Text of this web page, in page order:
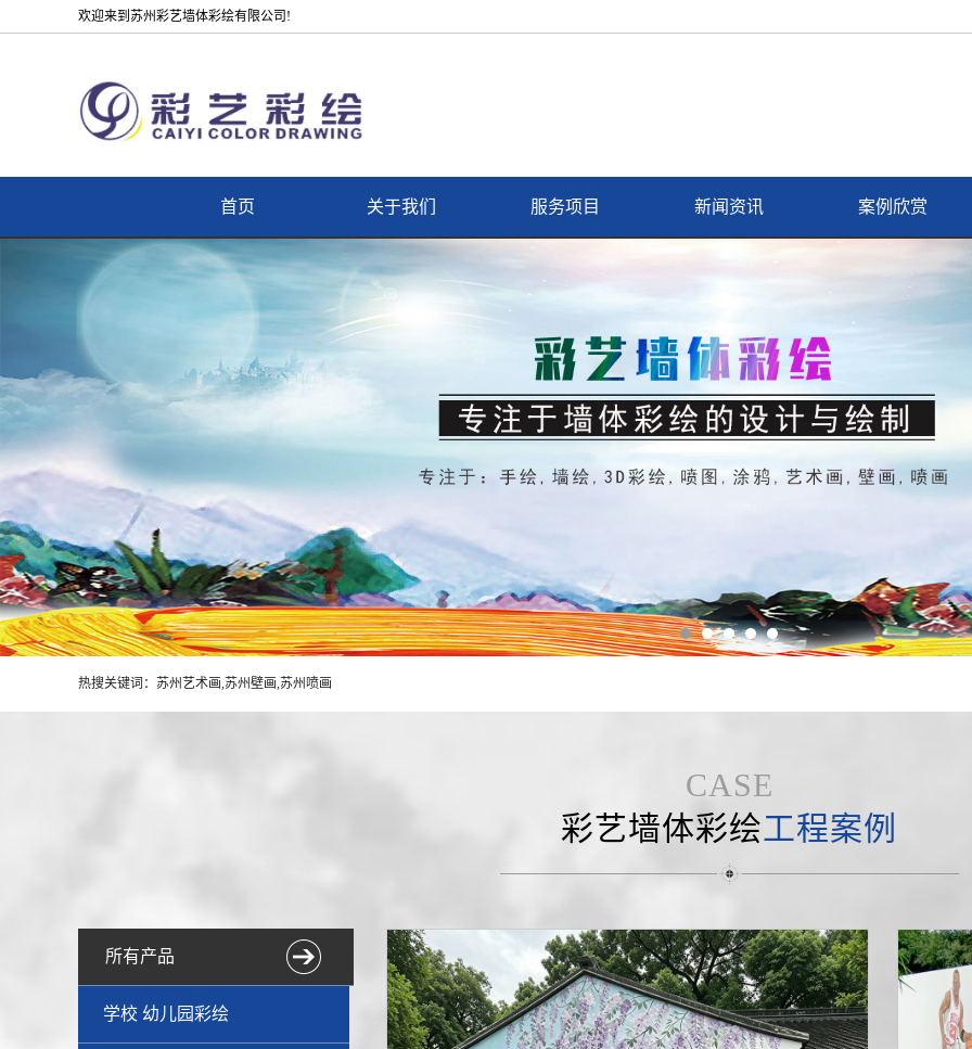
欢迎来到苏州彩艺墙体彩绘有限公司!
首页 关于我们 服务项目 新闻资讯 案例欣赏
热搜关键词：苏州艺术画,苏州壁画,苏州喷画
CASE
彩艺墙体彩绘工程案例
所有产品
学校 幼儿园彩绘